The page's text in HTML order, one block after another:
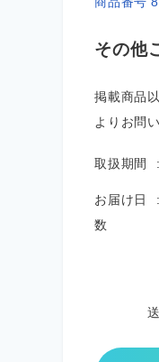
その他
掲載商品
よりお問
取扱期間
お届け日
数